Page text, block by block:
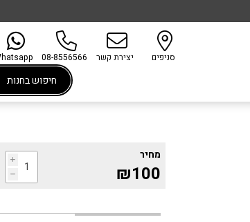
סניפים יצירת קשר 08-8556566
מחיר
₪100
i
h